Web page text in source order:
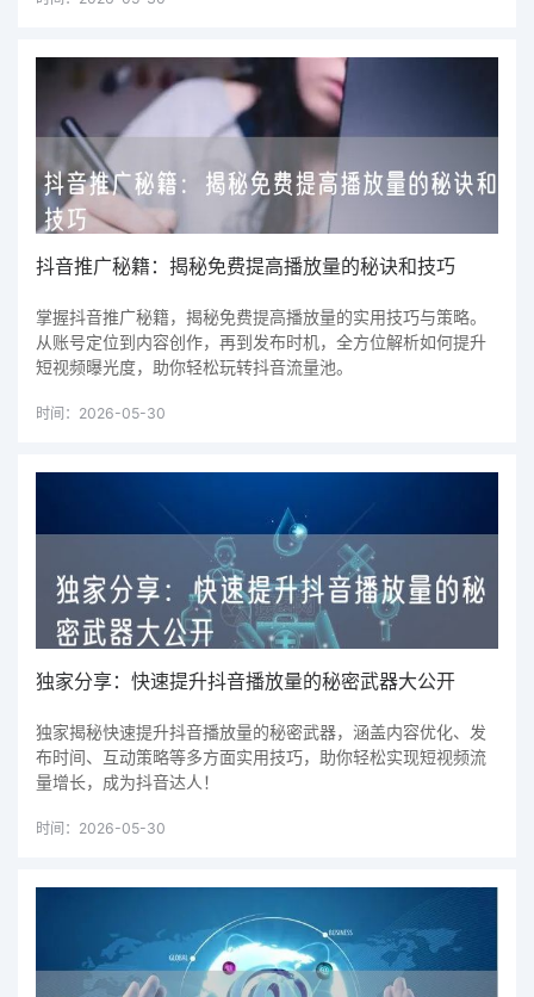
抖音推广秘籍：揭秘免费提高播放量的秘诀和技巧
掌握抖音推广秘籍，揭秘免费提高播放量的实用技巧与策略。
从账号定位到内容创作，再到发布时机，全方位解析如何提升
短视频曝光度，助你轻松玩转抖音流量池。
时间：2026-05-30
独家分享：快速提升抖音播放量的秘密武器大公开
独家揭秘快速提升抖音播放量的秘密武器，涵盖内容优化、发
布时间、互动策略等多方面实用技巧，助你轻松实现短视频流
量增长，成为抖音达人！
时间：2026-05-30